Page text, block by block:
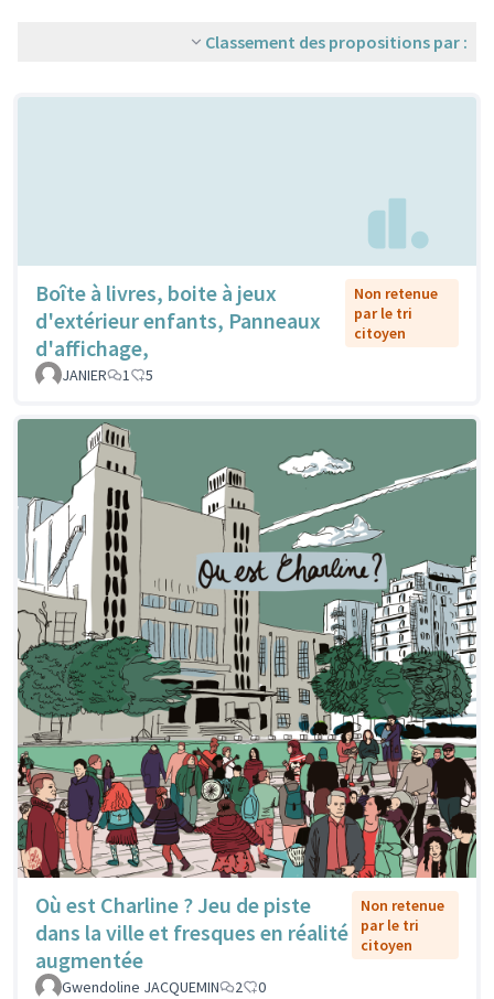
Classement des propositions par :
Boîte à livres, boite à jeux
d'extérieur enfants, Panneaux
d'affichage,
Non retenue
par le tri
citoyen
JANIER 1 5
Où est Charline ? Jeu de piste
dans la ville et fresques en réalité
augmentée
Non retenue
par le tri
citoyen
Gwendoline JACQUEMIN 2 0